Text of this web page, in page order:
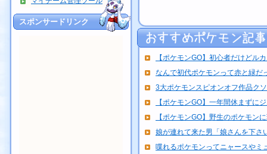
スポンサードリンク
【ポケモンGO】初心者だけどル
なんで初代ポケモンって赤と緑だ
3大ポケモンスピオンオフ作品ク
【ポケモンGO】一年間休まずに
【ポケモンGO】野生のポケモン
娘が連れて来た男「娘さんを下さ
喋れるポケモンってニャースやミ